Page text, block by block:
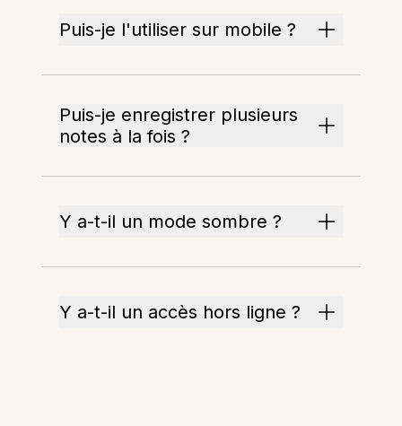
Puis-je l'utiliser sur mobile ?
Puis-je enregistrer plusieurs
notes à la fois ?
Y a-t-il un mode sombre ?
Y a-t-il un accès hors ligne ?